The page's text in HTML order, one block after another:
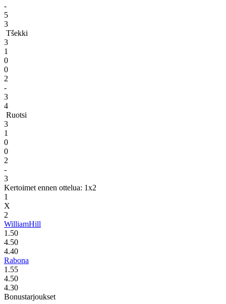
-
5
3
Tšekki
3
1
0
0
2
-
3
4
Ruotsi
3
1
0
0
2
-
3
Kertoimet ennen ottelua: 1x2
1
X
2
WilliamHill
1.50
4.50
4.40
Rabona
1.55
4.50
4.30
Bonustarjoukset